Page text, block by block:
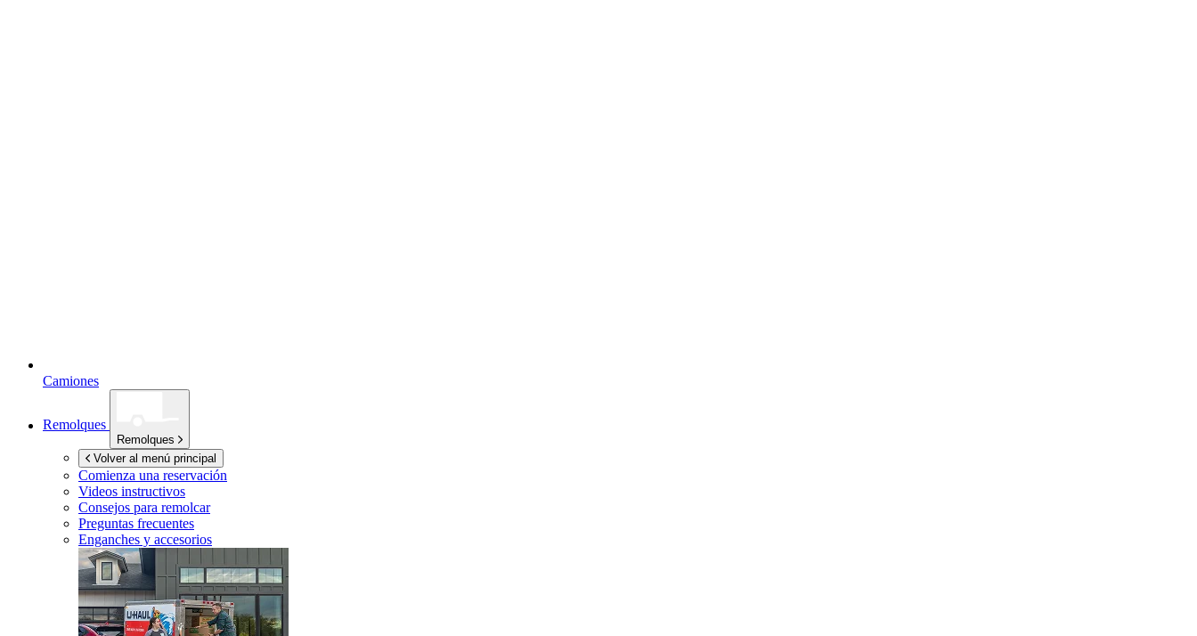
Camiones
Remolques
Remolques
Volver al menú principal
Comienza una reservación
Videos instructivos
Consejos para remolcar
Preguntas frecuentes
Enganches y accesorios